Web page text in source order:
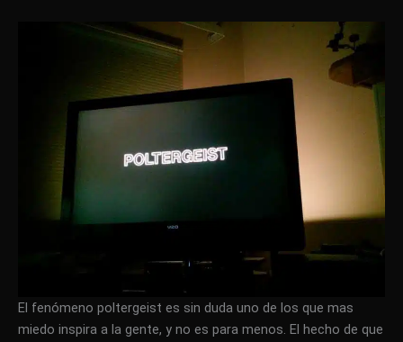
El fenómeno poltergeist es sin duda uno de los que mas
miedo inspira a la gente, y no es para menos. El hecho de que